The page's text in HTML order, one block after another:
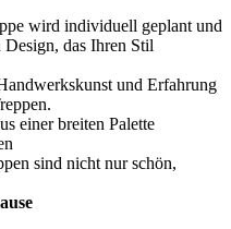
wird individuell geplant und
Design, das Ihren Stil
und Erfahrung
einer breiten Palette
sind nicht nur schön,